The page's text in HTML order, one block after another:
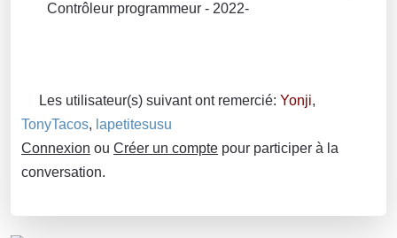
Contrôleur programmeur - 2022-
Les utilisateur(s) suivant ont remercié: Yonji,
TonyTacos, lapetitesusu
Connexion ou Créer un compte pour participer à la
conversation.